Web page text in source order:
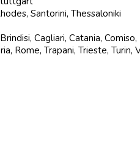
Santorini, Thessaloniki
Cagliari, Catania,
Rome, Trapani, Trieste, Turin,